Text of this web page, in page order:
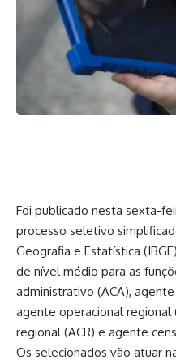
Foi publicado nesta sexta-
processo seletivo
Geografia e Estatística
de nível médio para as
administrativo (ACA),
agente operacional regional
regional (ACR) e agente
Os selecionados vão atuar